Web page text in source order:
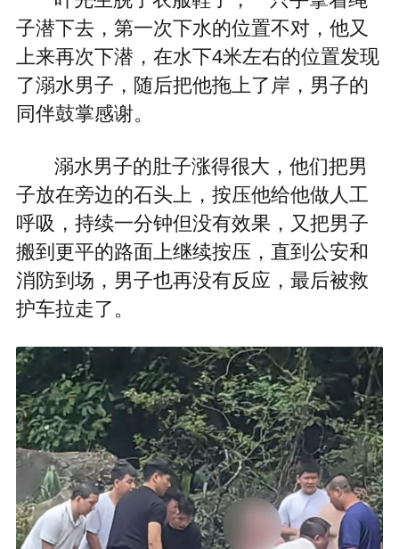
子潜下去，第一次下水的位置不对，他又
上来再次下潜，在水下4米左右的位置发现
了溺水男子，随后把他拖上了岸，男子的
同伴鼓掌感谢。
溺水男子的肚子涨得很大，他们把男
子放在旁边的石头上，按压他给他做人工
呼吸，持续一分钟但没有效果，又把男子
搬到更平的路面上继续按压，直到公安和
消防到场，男子也再没有反应，最后被救
护车拉走了。